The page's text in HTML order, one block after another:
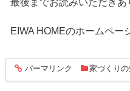
最後までお読みいただきあ
EIWA HOMEのホームペー
entry257
パーマリンク 家づくり